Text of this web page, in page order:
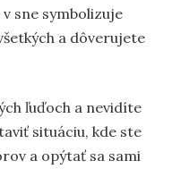
sne symbolizuje
a dôverujete
ľuďoch a nevidíte
situáciu, kde ste
a opýtať sa sami